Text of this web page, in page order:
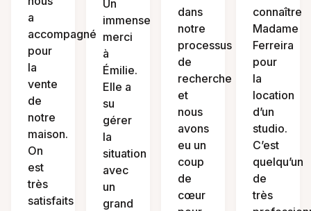
a
accompagné
pour
la
vente
de
notre
maison.
On
est
très
satisfaits
Un
immense
merci
à
Émilie.
Elle a
su
gérer
la
situation
avec
un
grand
dans
notre
processus
de
recherche
et
nous
avons
eu un
coup
de
cœur
connaître
Madame
Ferreira
pour
la
location
d’un
studio.
C’est
quelqu’un
de
très